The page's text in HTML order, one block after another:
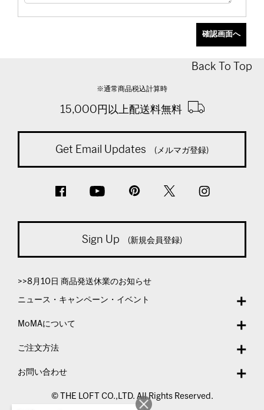
Back To Top
※通常商品税込計算時
15,000円以上配送料無料
Get Email Updates (メルマガ登録)
Sign Up (新規会員登録)
>>8月10日 商品発送休業のお知らせ
ニュース・キャンペーン・イベント
MoMAについて
ご注文方法
お問い合わせ
© THE LOFT CO.,LTD. All Rights Reserved.